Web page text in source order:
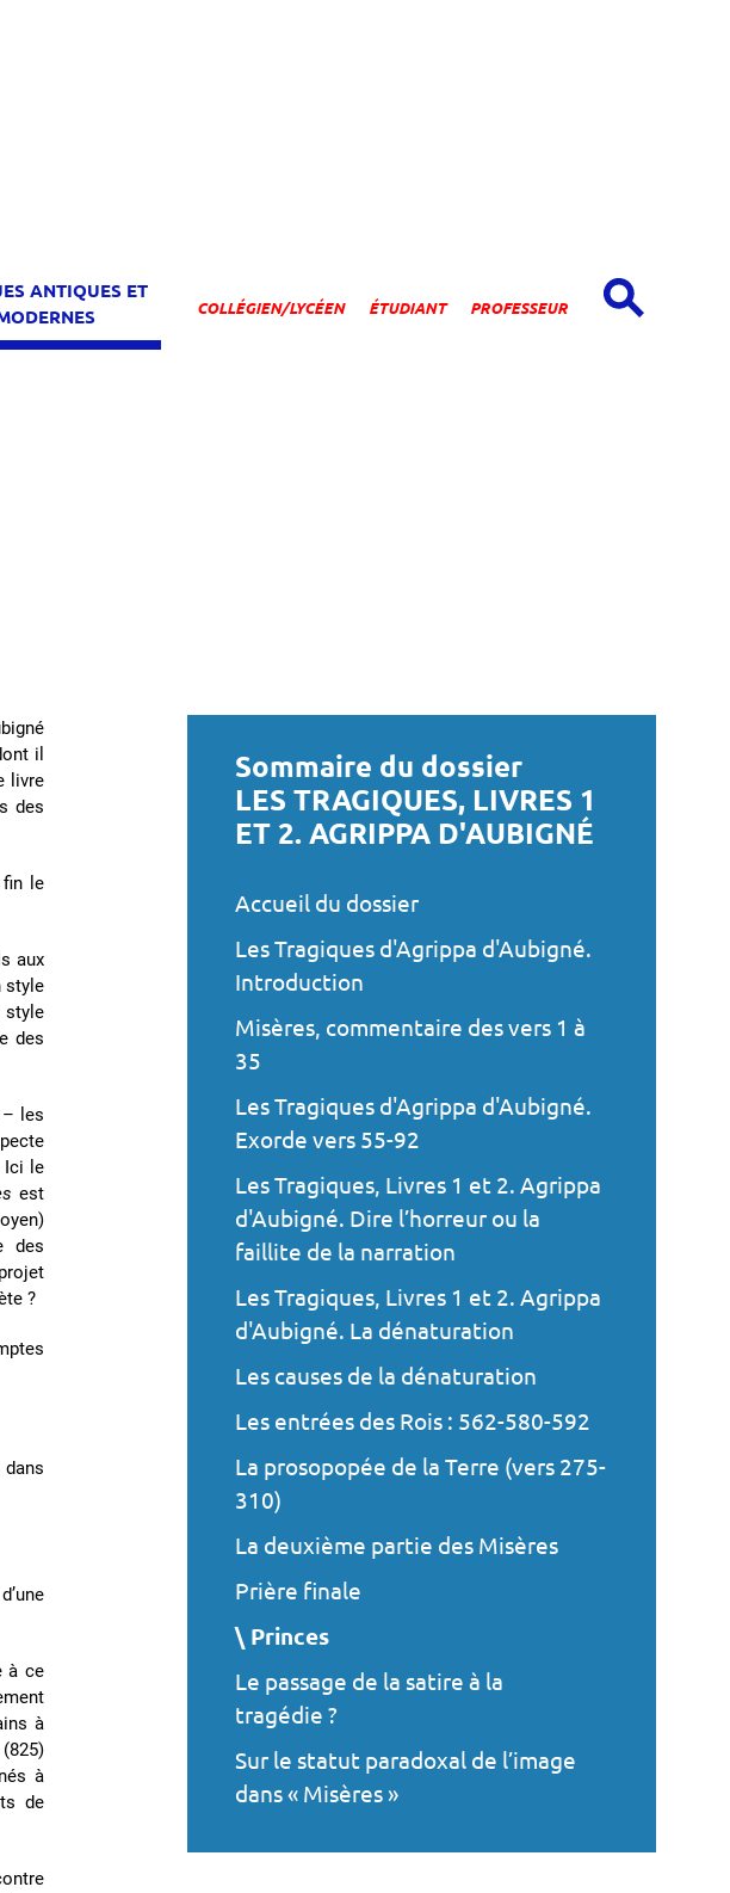
ANTIQUES ET
Espaces
COLLÉGIEN/LYCÉEN ÉTUDIANT PROFESSEUR
il
livre
des
fin le
aux
style
style
des
les
Ici le
est
des
?
à ce
à
à
de
Sommaire du dossier
LES TRAGIQUES, LIVRES 1
ET 2. AGRIPPA D'AUBIGNÉ
Accueil du dossier
Les Tragiques d'Agrippa d'Aubigné.
Introduction
Misères, commentaire des vers 1 à
35
Les Tragiques d'Agrippa d'Aubigné.
Exorde vers 55-92
Les Tragiques, Livres 1 et 2. Agrippa
d'Aubigné. Dire l’horreur ou la
faillite de la narration
Les Tragiques, Livres 1 et 2. Agrippa
d'Aubigné. La dénaturation
Les causes de la dénaturation
Les entrées des Rois : 562-580-592
La prosopopée de la Terre (vers 275-
310)
La deuxième partie des Misères
Prière finale
Princes
Le passage de la satire à la
tragédie ?
Sur le statut paradoxal de l’image
dans « Misères »